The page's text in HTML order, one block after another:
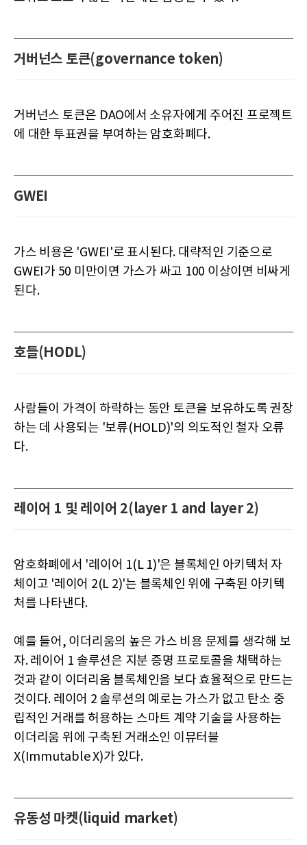
거버넌스 토큰(governance token)
거버넌스 토큰은 DAO에서 소유자에게 주어진 프로젝트
에 대한 투표권을 부여하는 암호화폐다.
GWEI
가스 비용은 'GWEI'로 표시된다. 대략적인 기준으로
GWEI가 50 미만이면 가스가 싸고 100 이상이면 비싸게
된다.
호들(HODL)
사람들이 가격이 하락하는 동안 토큰을 보유하도록 권장
하는 데 사용되는 '보류(HOLD)'의 의도적인 철자 오류
다.
레이어 1 및 레이어 2(layer 1 and layer 2)
암호화폐에서 '레이어 1(L 1)'은 블록체인 아키텍처 자
체이고 '레이어 2(L 2)'는 블록체인 위에 구축된 아키텍
처를 나타낸다.
예를 들어, 이더리움의 높은 가스 비용 문제를 생각해 보
자. 레이어 1 솔루션은 지분 증명 프로토콜을 채택하는
것과 같이 이더리움 블록체인을 보다 효율적으로 만드는
것이다. 레이어 2 솔루션의 예로는 가스가 없고 탄소 중
립적인 거래를 허용하는 스마트 계약 기술을 사용하는
이더리움 위에 구축된 거래소인 이뮤터블
X(Immutable X)가 있다.
유동성 마켓(liquid market)